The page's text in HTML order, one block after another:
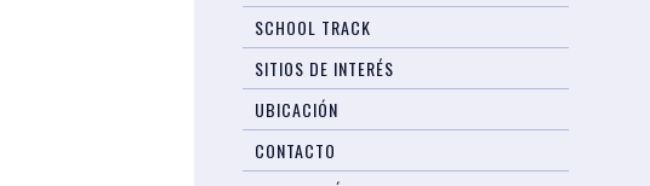
SCHOOL TRACK
SITIOS DE INTERÉS
UBICACIÓN
CONTACTO